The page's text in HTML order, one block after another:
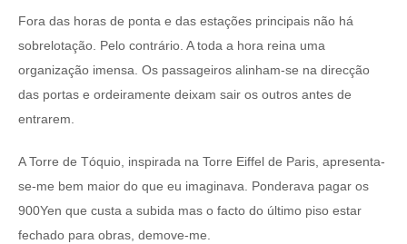
Fora das horas de ponta e das estações principais não há
sobrelotação. Pelo contrário. A toda a hora reina uma
organização imensa. Os passageiros alinham-se na direcção
das portas e ordeiramente deixam sair os outros antes de
entrarem.
A Torre de Tóquio, inspirada na Torre Eiffel de Paris, apresenta-
se-me bem maior do que eu imaginava. Ponderava pagar os
900Yen que custa a subida mas o facto do último piso estar
fechado para obras, demove-me.